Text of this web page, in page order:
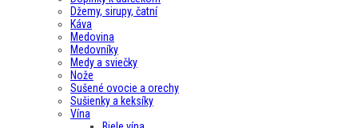
Džemy, sirupy, čatní
Káva
Medovina
Medovníky
Medy a sviečky
Nože
Sušené ovocie a orechy
Sušienky a keksíky
Vína